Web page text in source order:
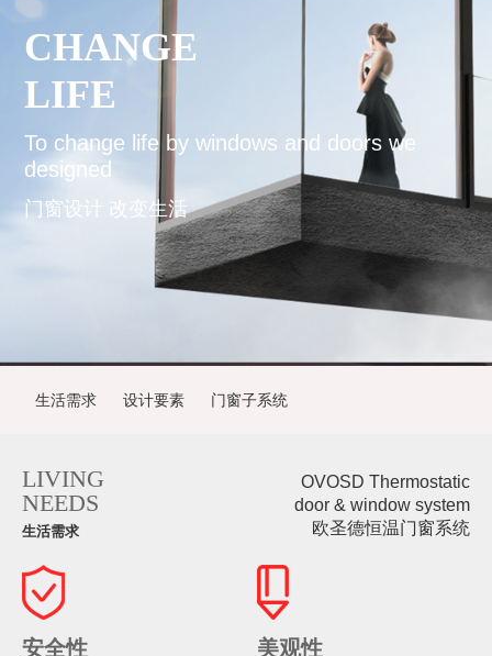
CHANGE
LIFE
To change life by windows and doors we
designed
门窗设计 改变生活
生活需求 设计要素 门窗子系统
LIVING
NEEDS
生活需求
OVOSD Thermostatic
door & window system
欧圣德恒温门窗系统
安全性 美观性